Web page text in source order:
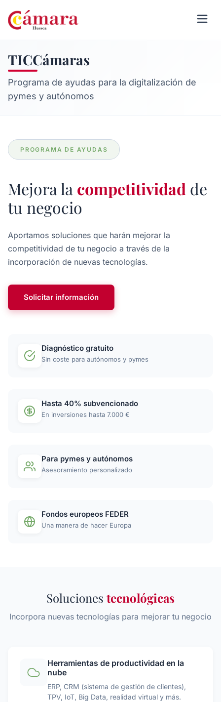
TICCámaras
Programa de ayudas para la digitalización de
pymes y autónomos
PROGRAMA DE AYUDAS
Mejora la competitividad de
tu negocio
Aportamos soluciones que harán mejorar la
competitividad de tu negocio a través de la
incorporación de nuevas tecnologías.
Solicitar información
Diagnóstico gratuito
Sin coste para autónomos y pymes
Hasta 40% subvencionado
En inversiones hasta 7.000 €
Para pymes y autónomos
Asesoramiento personalizado
Fondos europeos FEDER
Una manera de hacer Europa
Soluciones tecnológicas
Incorpora nuevas tecnologías para mejorar tu negocio
Herramientas de productividad en la
nube
ERP, CRM (sistema de gestión de clientes),
TPV, IoT, Big Data, realidad virtual y más.